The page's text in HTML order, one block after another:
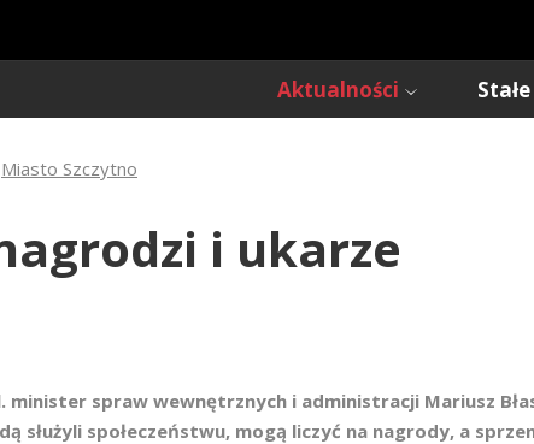
Aktualności
Miasto Szczytno
i ukarze
minister spraw wewnętrznych i administracji Mariusz
służyli społeczeństwu, mogą liczyć na nagrody, a